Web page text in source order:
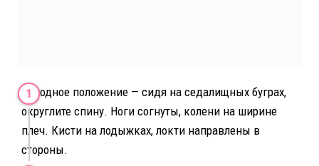
Исходное положение — сидя на седалищных буграх,
округлите спину. Ноги согнуты, колени на ширине
плеч. Кисти на лодыжках, локти направлены в
стороны.